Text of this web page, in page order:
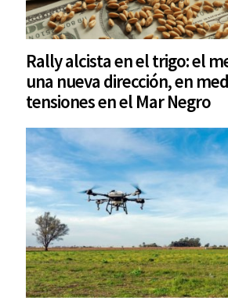
Rally alcista en el trigo: el
una nueva dirección, en
tensiones en el Mar Negro